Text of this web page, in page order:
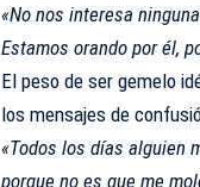
«No nos interesa
Estamos orando por él,
El peso de ser gemelo
los mensajes de
«Todos los días alguien
porque no es que me